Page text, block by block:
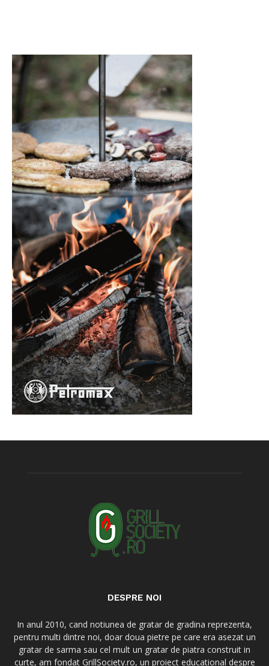
DESPRE NOI
In anul 2010, cand notiunea de gratar de gradina reprezenta,
pentru multi dintre noi, doar doua pietre pe care era asezat un
gratar de sarma sau cel mult un gratar de piatra construit in
curte, am fondat GrillSociety.ro, un proiect educational despre